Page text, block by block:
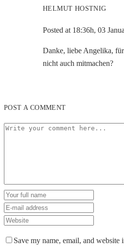
HELMUT HOSTNIG
Posted at 18:36h, 03
Danke, liebe Angelika,
nicht auch mitmachen?
POST A COMMENT
Save my name, email, and